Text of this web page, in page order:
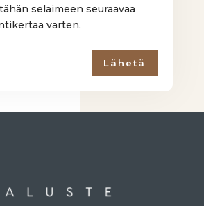
selaimeen seuraavaa
varten.
Lähetä